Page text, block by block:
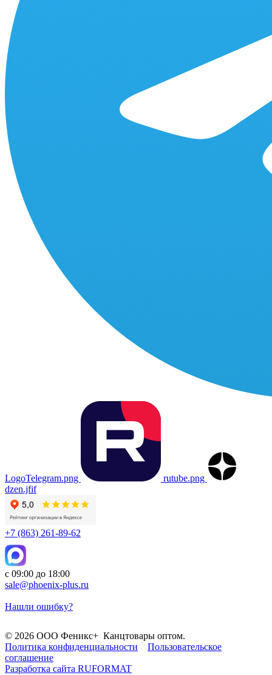
LogoTelegram.png
rutube.png
dzen.jfif
+7 (863) 261-89-62
с 09:00 до 18:00
sale@phoenix-plus.ru
Нашли ошибку?
© 2026 ООО Феникс+ Канцтовары оптом.
Политика конфиденциальности
Пользовательское
соглашение
Разработка сайта RUFORMAT